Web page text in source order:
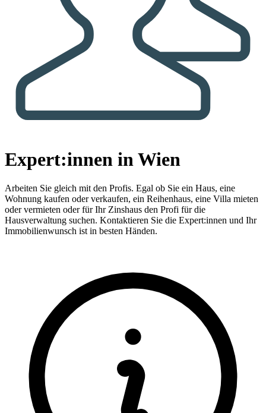
Expert:innen in Wien
Arbeiten Sie gleich mit den Profis. Egal ob Sie ein Haus, eine
Wohnung kaufen oder verkaufen, ein Reihenhaus, eine Villa mieten
oder vermieten oder für Ihr Zinshaus den Profi für die
Hausverwaltung suchen. Kontaktieren Sie die Expert:innen und Ihr
Immobilienwunsch ist in besten Händen.